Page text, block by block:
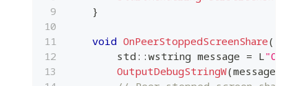
}
void OnPeerStoppedScreenShare(
        std
:: wstring message = L
OutputDebugStringW(message